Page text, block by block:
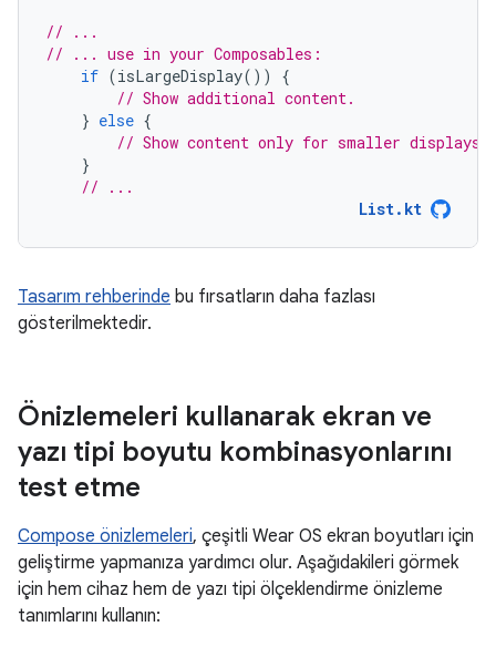
// ...
// ... use in your Composables:
if (isLargeDisplay())
{
// Show additional content.
} else {
// Show content only for smaller displays.
}
// ...
List.kt
Tasarım rehberinde bu fırsatların daha fazlası
gösterilmektedir.
Önizlemeleri kullanarak ekran ve
yazı tipi boyutu kombinasyonlarını
test etme
Compose önizlemeleri, çeşitli Wear OS ekran boyutları için
geliştirme yapmanıza yardımcı olur. Aşağıdakileri görmek
için hem cihaz hem de yazı tipi ölçeklendirme önizleme
tanımlarını kullanın: